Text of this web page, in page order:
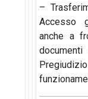
–
Accesso
anche a